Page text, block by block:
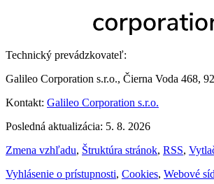
Technický prevádzkovateľ:
Galileo Corporation s.r.o., Čierna Voda 468,
Kontakt: Galileo Corporation s.r.o.
Posledná aktualizácia: 5. 8. 2026
Zmena vzhľadu, Štruktúra stránok, RSS,
Vyhlásenie o prístupnosti, Cookies, Webové